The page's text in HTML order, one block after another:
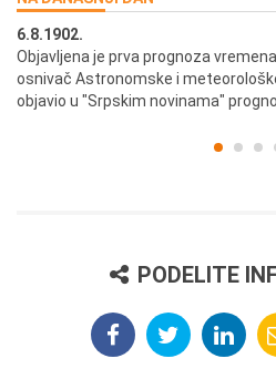
6.8.1902.
Objavljena je prva prognoza
osnivač Astronomske i
objavio u "Srpskim novinama"
PODELITE